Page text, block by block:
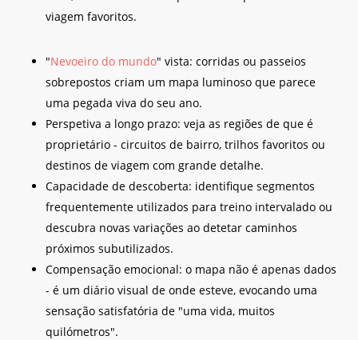
viagem favoritos.
"Nevoeiro do mundo" vista: corridas ou passeios
sobrepostos criam um mapa luminoso que parece
uma pegada viva do seu ano.
Perspetiva a longo prazo: veja as regiões de que é
proprietário - circuitos de bairro, trilhos favoritos ou
destinos de viagem com grande detalhe.
Capacidade de descoberta: identifique segmentos
frequentemente utilizados para treino intervalado ou
descubra novas variações ao detetar caminhos
próximos subutilizados.
Compensação emocional: o mapa não é apenas dados
- é um diário visual de onde esteve, evocando uma
sensação satisfatória de "uma vida, muitos
quilómetros".